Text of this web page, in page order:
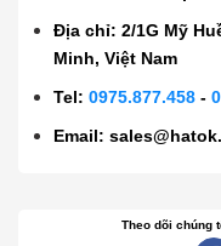
Địa chỉ: 2/1G Mỹ
Minh, Việt Nam
Tel:0975.877.458 -
Email:
Theo dõi chúng